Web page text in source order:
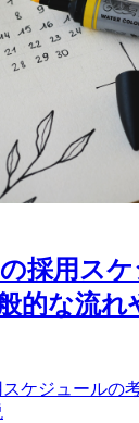
採用ス
的な流れ
ケジュールの